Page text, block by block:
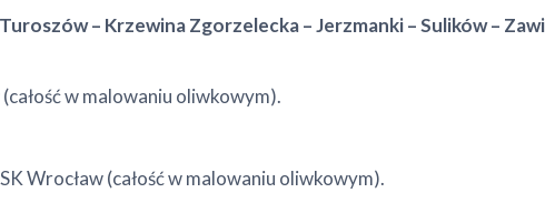
– Krzewina Zgorzelecka – Jerzmanki – Sulików –
w malowaniu oliwkowym).
Wrocław (całość w malowaniu oliwkowym).